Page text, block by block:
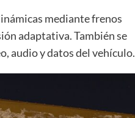
mediante frenos
adaptativa. También se
audio y datos del vehículo.